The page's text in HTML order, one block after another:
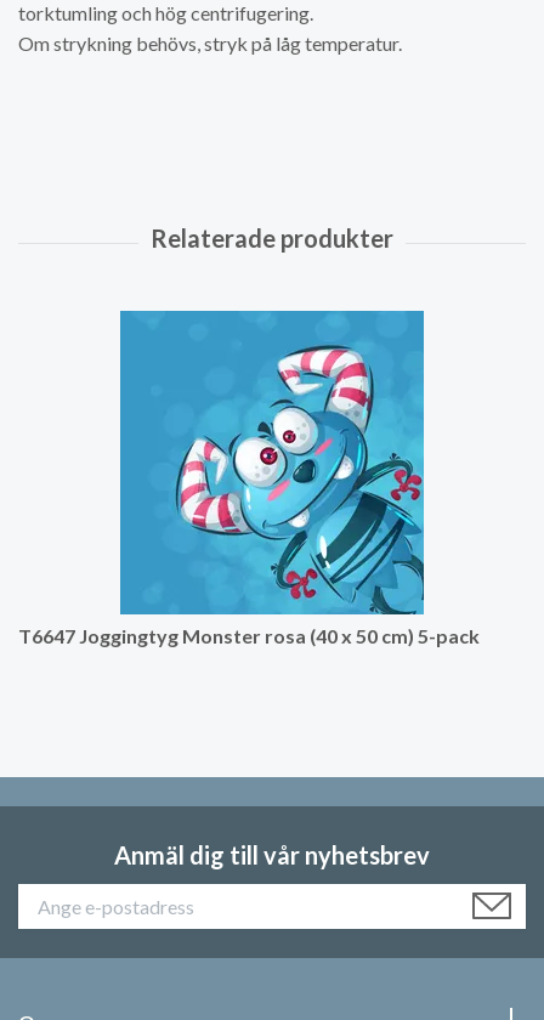
torktumling och hög centrifugering.
Om strykning behövs, stryk på låg temperatur.
T6647 Joggingtyg Monster rosa (40 x 50 cm) 5-pack
Anmäl dig till vår nyhetsbrev